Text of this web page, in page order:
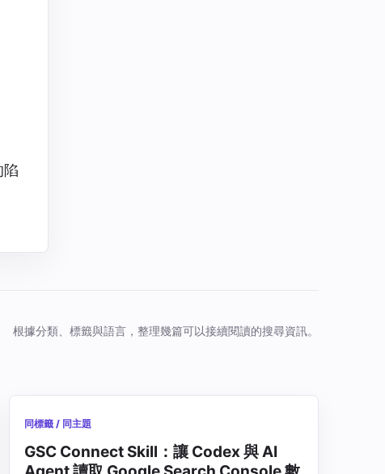
陷
根據分類、標籤與語言，整理幾篇可以接續閱讀的搜尋資訊。
同標籤 / 同主題
GSC Connect Skill：讓 Codex 與 AI